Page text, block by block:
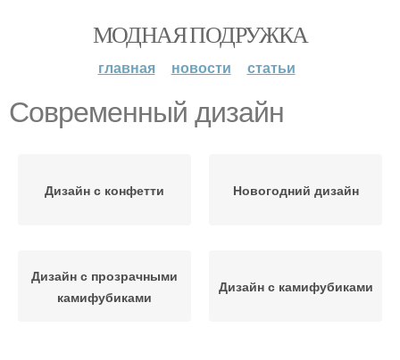
МОДНАЯ ПОДРУЖКА
главная новости статьи
Современный дизайн
Дизайн с конфетти Новогодний дизайн
Дизайн с прозрачными
камифубиками
Дизайн с камифубиками